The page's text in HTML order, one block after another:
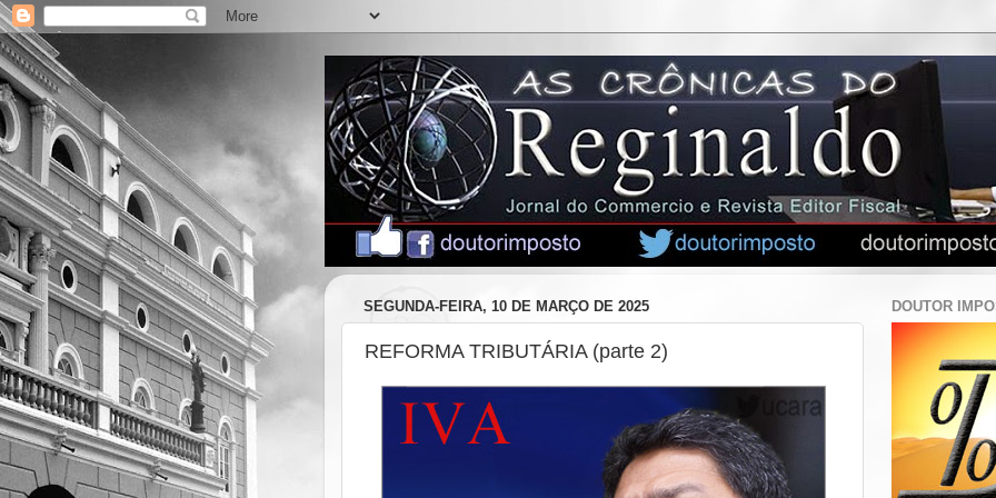
SEGUNDA-FEIRA, 10 DE MARÇO DE 2025
REFORMA TRIBUTÁRIA (parte 2)
DOUTOR